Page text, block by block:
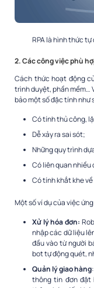
RPA là hình thức
2. Các công việc phù
Cách thức hoạt động
trình duyệt, phần mềm…
bảo một số đặc tính như
Có tính thủ công,
Dễ xảy ra sai sót;
Những quy trình
Có liên quan nhiều
Có tính khắt khe
Một số ví dụ của việc
Xử lý hóa đơn:
nhập các dữ liệu
đầu vào từ người
bot tự động quét,
Quản lý giao hàng
thông tin đơn đặt